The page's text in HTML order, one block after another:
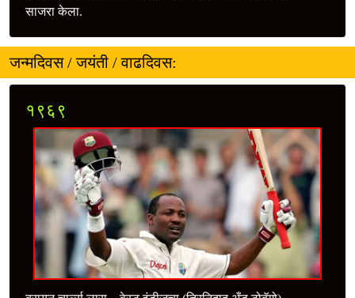
साजरा केला.
जन्मदिवस / जयंती / वाढदिवस:
१९६९